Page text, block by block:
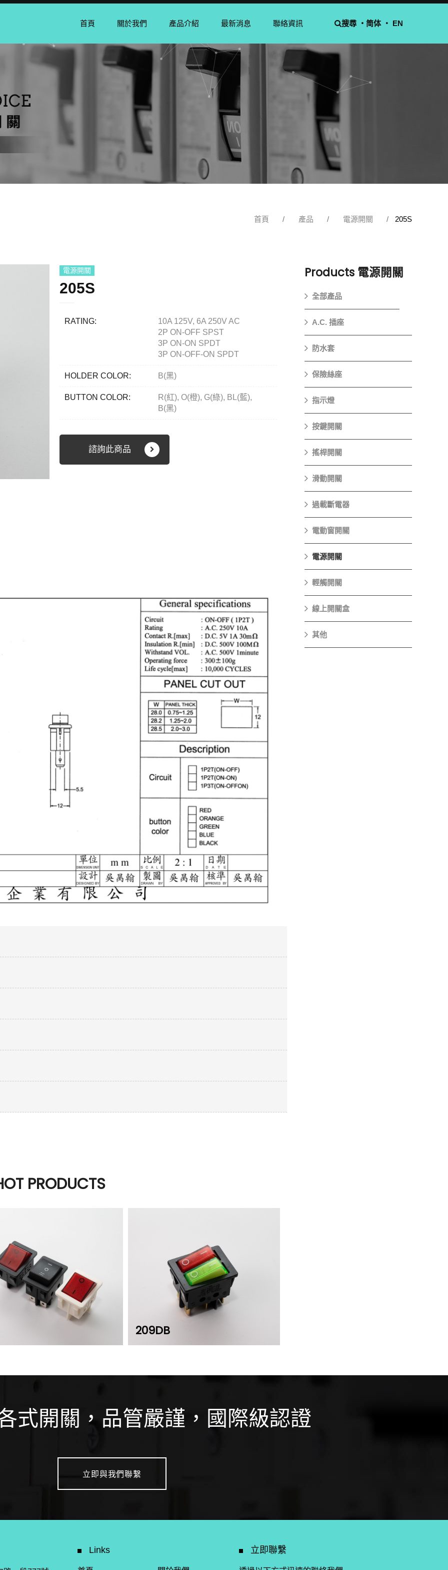
首頁 關於我們 產品介紹 最新消息 聯絡資訊 搜尋 ‧ 简体‧ EN
首頁 產品 電源開關 205S
電源開關
205S
RATING:
10A 125V, 6A 250V AC
2P ON-OFF SPST
3P ON-ON SPDT
3P ON-OFF-ON SPDT
HOLDER COLOR: B(黑)
BUTTON COLOR:
R(紅), O(橙), G(綠), BL(藍),
B(黑)
諮詢此商品
PRODUCTS
209DB
Products 電源開關
全部產品
A.C. 插座
防水套
保險絲座
指示燈
按鍵開關
搖桿開關
滑動開關
過載斷電器
電動窗開關
電源開關
輕觸開關
線上開關盒
其他
式開關，品管嚴謹，國際級認證
立即與我們聯繫
Links 立即聯繫